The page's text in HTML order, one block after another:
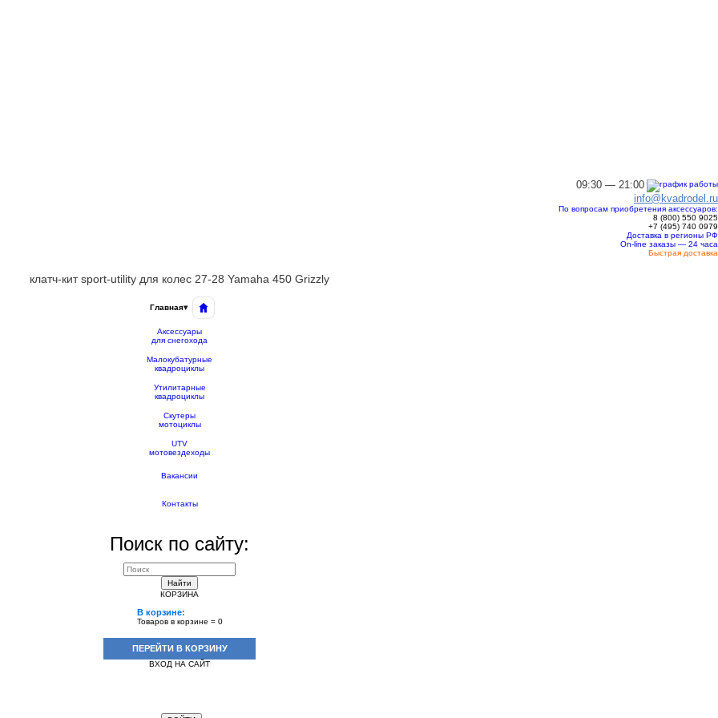
09:30 — 21:00
info@kvadrodel.ru
По вопросам приобретения аксессуаров:
8 (800) 550 9025
+7 (495) 740 0979
Доставка в регионы РФ
On-line заказы — 24 часа
Быстрая доставка
клатч-кит sport-utility для колес 27-28 Yamaha 450 Grizzly
Главная▾
Аксессуары
для снегохода
Малокубатурные
квадроциклы
Утилитарные
квадроциклы
Скутеры
мотоциклы
UTV
мотовездеходы
Вакансии
Контакты
Поиск по сайту:
Найти
КОРЗИНА
В корзине:
Товаров в корзине = 0
ПЕРЕЙТИ В КОРЗИНУ
ВХОД НА САЙТ